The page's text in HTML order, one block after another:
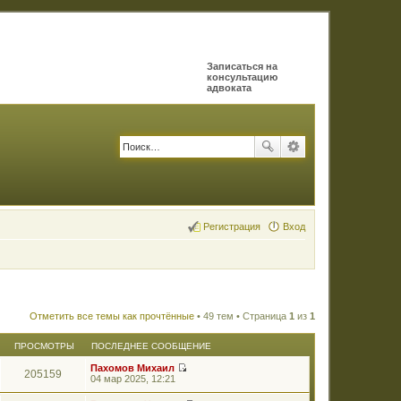
Записаться на
консультацию
адвоката
Вход
Регистрация
Отметить все темы как прочтённые • 49 тем • Страница 1 из 1
ПРОСМОТРЫ ПОСЛЕДНЕЕ СООБЩЕНИЕ
205159
Пахомов Михаил
р
04 мар 2025, 12:21